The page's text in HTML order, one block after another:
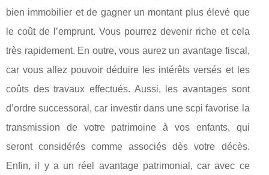
bien immobilier et de gagner un montant plus élevé que
le coût de l’emprunt. Vous pourrez devenir riche et cela
très rapidement. En outre, vous aurez un avantage fiscal,
car vous allez pouvoir déduire les intérêts versés et les
coûts des travaux effectués. Aussi, les avantages sont
d’ordre successoral, car investir dans une scpi favorise la
transmission de votre patrimoine à vos enfants, qui
seront considérés comme associés dès votre décès.
Enfin, il y a un réel avantage patrimonial, car avec ce